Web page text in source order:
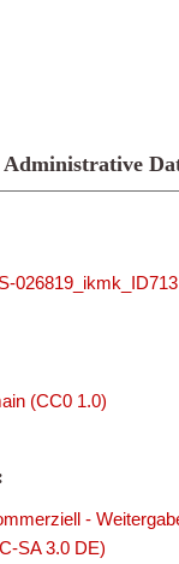
Administrative
026819_ikmk_ID713
(CC0 1.0)
-
SA 3.0 DE)